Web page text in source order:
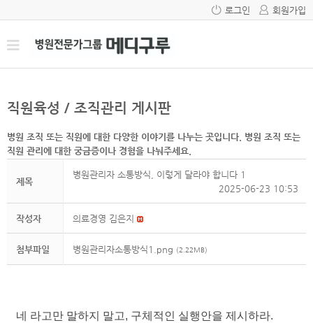
로그인 회원가입
직원육성 / 조직관리 게시판
병원 조직 또는 직원에 대한 다양한 이야기를 나누는 곳입니다. 병원 조직 또는
직원 관리에 대한 궁금증이나 경험을 나눠주세요.
제목
병원관리자 소통방식, 이렇게 달라야 합니다 1
2025-06-23 10:53
작성자 의료경영 김은지
첨부파일 병원관리자소통방식1.png (2.22MB)
네 라고만 말하지 말고, 구체적인 실행안을 제시하라.